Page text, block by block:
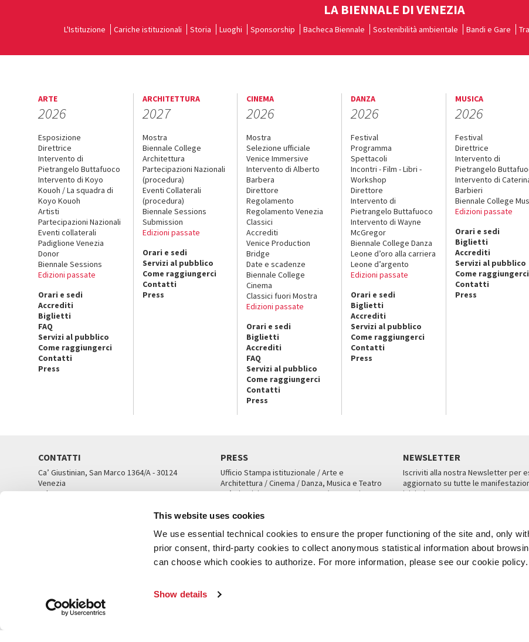
This website uses cookies
We use essential technical cookies to ensure the proper functioning of the site and, only
prior consent, third-party cookies to collect anonymous statistical information about
can choose which cookies to authorize. For more information, please see our cookie policy.
Show details
LA BIENNALE DI VENEZIA
L'Istituzione Cariche istituzionali Storia Luoghi Sponsorship Bacheca Biennale Sostenibilità ambientale Bandi e Gare
ARTE
2026
Esposizione
Direttrice
Intervento di
Pietrangelo Buttafuoco
Intervento di Koyo
Kouoh / La squadra di
Koyo Kouoh
Artisti
Partecipazioni Nazionali
Eventi collaterali
Padiglione Venezia
Donor
Biennale Sessions
Edizioni passate
Orari e sedi
Accrediti
Biglietti
FAQ
Servizi al pubblico
Come raggiungerci
Contatti
Press
ARCHITETTURA
2027
Mostra
Biennale College
Architettura
Partecipazioni Nazionali
(procedura)
Eventi Collaterali
(procedura)
Biennale Sessions
Submission
Edizioni passate
Orari e sedi
Servizi al pubblico
Come raggiungerci
Contatti
Press
CINEMA
2026
Mostra
Selezione ufficiale
Venice Immersive
Intervento di Alberto
Barbera
Direttore
Regolamento
Regolamento Venezia
Classici
Accrediti
Venice Production
Bridge
Date e scadenze
Biennale College
Cinema
Classici fuori Mostra
Edizioni passate
Orari e sedi
Biglietti
Accrediti
FAQ
Servizi al pubblico
Come raggiungerci
Contatti
Press
DANZA
2026
Festival
Programma
Spettacoli
Incontri - Film - Libri -
Workshop
Direttore
Intervento di
Pietrangelo Buttafuoco
Intervento di Wayne
McGregor
Biennale College Danza
Leone d’oro alla carriera
Leone d’argento
Edizioni passate
Orari e sedi
Biglietti
Accrediti
Servizi al pubblico
Come raggiungerci
Contatti
Press
MUSICA
2026
Festival
Direttrice
Intervento di
Pietrangelo
Intervento di
Barbieri
Biennale College
Edizioni passate
Orari e sedi
Biglietti
Accrediti
Servizi al pubblico
Come raggiungerci
Contatti
Press
CONTATTI
Ca’ Giustinian, San Marco 1364/A - 30124
Venezia
Tel. 041 5218711
PRESS
Ufficio Stampa istituzionale / Arte e
Architettura / Cinema / Danza, Musica e Teatro
Ca’ Giustinian, San Marco 1364/A, Venezia
UFFICI STAMPA
NEWSLETTER
Iscriviti alla nostra Newsletter per
aggiornato su tutte le
iniziative.